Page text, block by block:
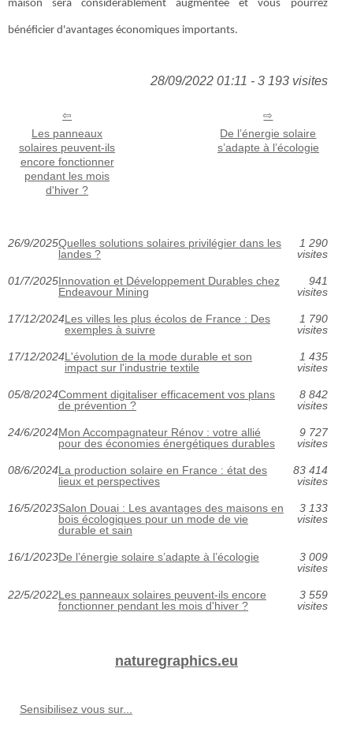
maison sera considérablement augmentée et vous pourrez
bénéficier d'avantages économiques importants.
28/09/2022 01:11 - 3 193 visites
Les panneaux
solaires peuvent-ils
encore fonctionner
pendant les mois
d'hiver ?
De l’énergie solaire
s’adapte à l’écologie
26/9/2025Quelles solutions solaires privilégier dans les
landes ?
1 290
visites
01/7/2025Innovation et Développement Durables chez
Endeavour Mining
941
visites
17/12/2024Les villes les plus écolos de France : Des
exemples à suivre
1 790
visites
17/12/2024L'évolution de la mode durable et son
impact sur l'industrie textile
1 435
visites
05/8/2024Comment digitaliser efficacement vos plans
de prévention ?
8 842
visites
24/6/2024Mon Accompagnateur Rénov : votre allié
pour des économies énergétiques durables
9 727
visites
08/6/2024La production solaire en France : état des
lieux et perspectives
83 414
visites
16/5/2023Salon Douai : Les avantages des maisons en
bois écologiques pour un mode de vie
durable et sain
3 133
visites
16/1/2023De l’énergie solaire s’adapte à l’écologie
3 009
visites
22/5/2022Les panneaux solaires peuvent-ils encore
fonctionner pendant les mois d'hiver ?
3 559
visites
naturegraphics.eu
Sensibilisez vous sur...